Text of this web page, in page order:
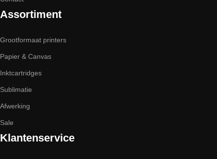
Assortiment
Grootformaat printers
Papier & Canvas
Inktcartridges
Sublimatie
Afwerking
Sale
Klantenservice